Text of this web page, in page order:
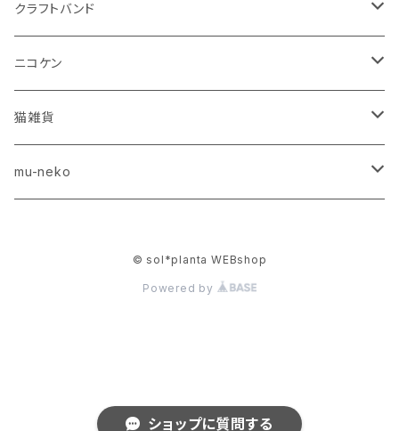
ショップに質問する
クラフトバンド
テキスト
レシピ（デジタルコンテンツ）
雑貨
ニコケン
キーホルダー
チャーム
猫雑貨
紙雑貨
mu-neko
© sol*planta WEBshop
Powered by